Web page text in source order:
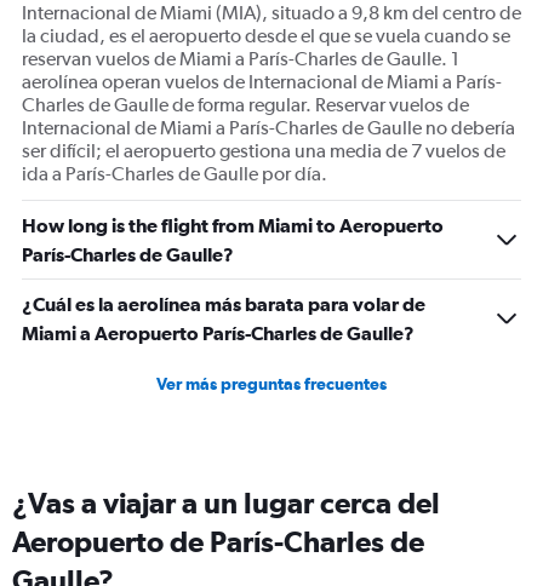
Internacional de Miami (MIA), situado a 9,8 km del centro de
la ciudad, es el aeropuerto desde el que se vuela cuando se
reservan vuelos de Miami a París-Charles de Gaulle. 1
aerolínea operan vuelos de Internacional de Miami a París-
Charles de Gaulle de forma regular. Reservar vuelos de
Internacional de Miami a París-Charles de Gaulle no debería
ser difícil; el aeropuerto gestiona una media de 7 vuelos de
ida a París-Charles de Gaulle por día.
How long is the flight from Miami to Aeropuerto
París-Charles de Gaulle?
¿Cuál es la aerolínea más barata para volar de
Miami a Aeropuerto París-Charles de Gaulle?
Ver más preguntas frecuentes
¿Vas a viajar a un lugar cerca del
Aeropuerto de París-Charles de